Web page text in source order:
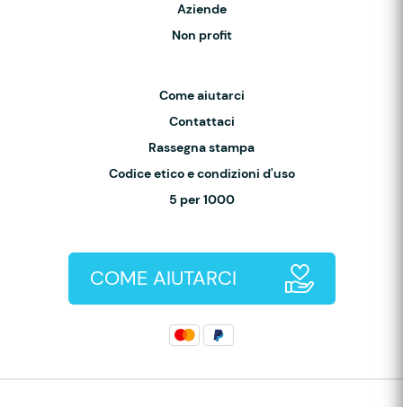
Aziende
Non profit
Come aiutarci
Contattaci
Rassegna stampa
Codice etico e condizioni d'uso
5 per 1000
COME AIUTARCI